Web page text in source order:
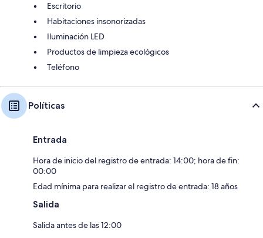
Escritorio
Habitaciones insonorizadas
Iluminación LED
Productos de limpieza ecológicos
Teléfono
Políticas
Entrada
Hora de inicio del registro de entrada: 14:00; hora de fin:
00:00
Edad mínima para realizar el registro de entrada: 18 años
Salida
Salida antes de las 12:00